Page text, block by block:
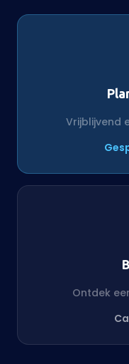
Vrijblijvend
Ontdek